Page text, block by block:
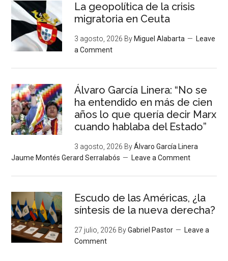
La geopolítica de la crisis
migratoria en Ceuta
3 agosto, 2026 By Miguel Alabarta
Leave
a Comment
Álvaro García Linera: “No se
ha entendido en más de cien
años lo que quería decir Marx
cuando hablaba del Estado”
3 agosto, 2026 ByÁlvaro García Linera
Jaume Montés Gerard Serralabós
Leave a Comment
Escudo de las Américas, ¿la
síntesis de la nueva derecha?
27 julio, 2026 ByGabriel Pastor
Leave a
Comment